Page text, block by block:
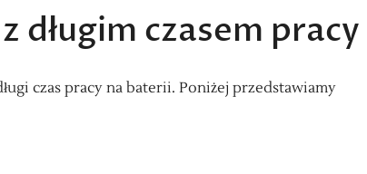
długim czasem pracy
czas pracy na baterii. Poniżej przedstawiamy